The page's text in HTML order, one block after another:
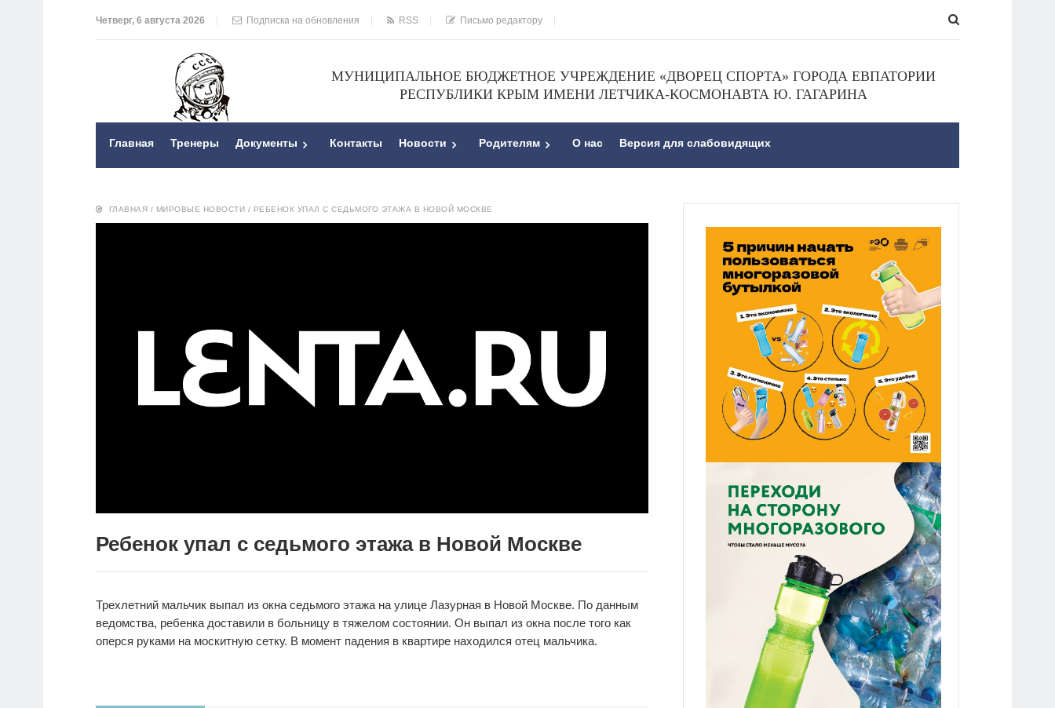
Четверг, 6 августа 2026 Подписка на обновления RSS Письмо редактору
МУНИЦИПАЛЬНОЕ БЮДЖЕТНОЕ УЧРЕЖДЕНИЕ «ДВОРЕЦ СПОРТА» ГОРОДА ЕВПАТОРИИ
РЕСПУБЛИКИ КРЫМ ИМЕНИ ЛЕТЧИКА-КОСМОНАВТА Ю. ГАГАРИНА
Главная Тренеры Документы Контакты Новости Родителям О нас Версия для слабовидящих
ГЛАВНАЯ / МИРОВЫЕ НОВОСТИ / РЕБЕНОК УПАЛ С СЕДЬМОГО ЭТАЖА В НОВОЙ МОСКВЕ
Ребенок упал с седьмого этажа в Новой Москве
Трехлетний мальчик выпал из окна седьмого этажа на улице Лазурная в Новой Москве. По данным
ведомства, ребенка доставили в больницу в тяжелом состоянии. Он выпал из окна после того как
оперся руками на москитную сетку. В момент падения в квартире находился отец мальчика.